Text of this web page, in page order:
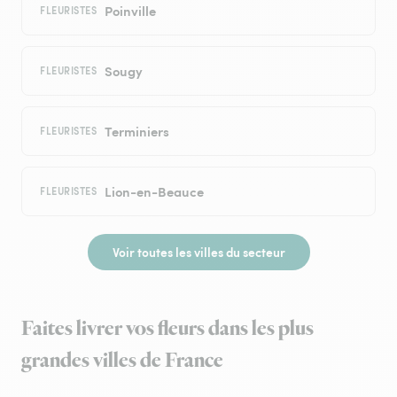
FLEURISTES Poinville
FLEURISTES Sougy
FLEURISTES Terminiers
FLEURISTES Lion-en-Beauce
Voir toutes les villes du secteur
Faites livrer vos fleurs dans les plus
grandes villes de France